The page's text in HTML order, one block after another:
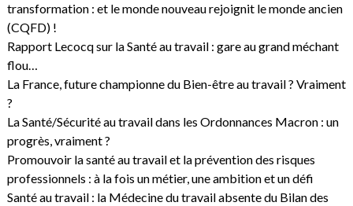
transformation : et le monde nouveau rejoignit le monde ancien
(CQFD) !
Rapport Lecocq sur la Santé au travail : gare au grand méchant
flou…
La France, future championne du Bien-être au travail ? Vraiment
?
La Santé/Sécurité au travail dans les Ordonnances Macron : un
progrès, vraiment ?
Promouvoir la santé au travail et la prévention des risques
professionnels : à la fois un métier, une ambition et un défi
Santé au travail : la Médecine du travail absente du Bilan des